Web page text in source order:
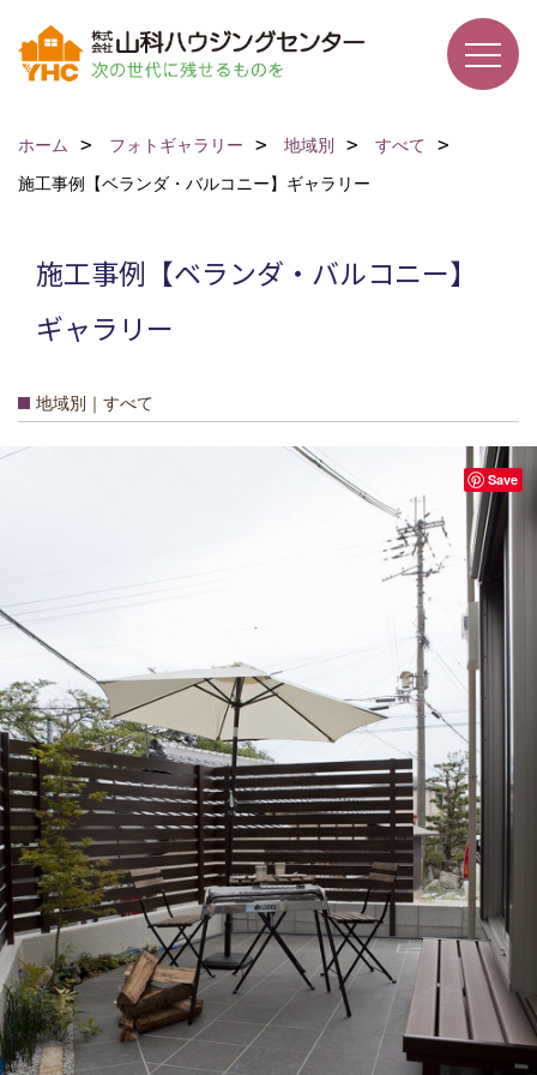
ホーム フォトギャラリー 地域別
すべて
施工事例【ベランダ・バルコニー】ギャラリー
施工事例【ベランダ・バルコニー】
ギャラリー
地域別｜すべて
Save